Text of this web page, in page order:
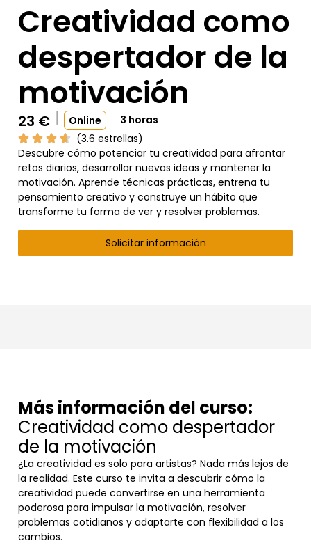
Creatividad como
despertador de la
motivación
23 € Online
3 horas
(3.6 estrellas)
Descubre cómo potenciar tu creatividad para afrontar
retos diarios, desarrollar nuevas ideas y mantener la
motivación. Aprende técnicas prácticas, entrena tu
pensamiento creativo y construye un hábito que
transforme tu forma de ver y resolver problemas.
Solicitar información
Más información del curso:
Creatividad como despertador
de la motivación
¿La creatividad es solo para artistas? Nada más lejos de
la realidad. Este curso te invita a descubrir cómo la
creatividad puede convertirse en una herramienta
poderosa para impulsar la motivación, resolver
problemas cotidianos y adaptarte con flexibilidad a los
cambios.